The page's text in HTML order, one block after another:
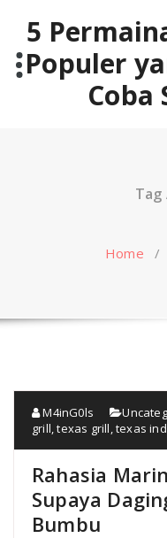
content
5
Populer
Coba
Tag
Home /
M4inG0ls
grill ,texas grill ,texas
Rahasia
Supaya
Bumbu